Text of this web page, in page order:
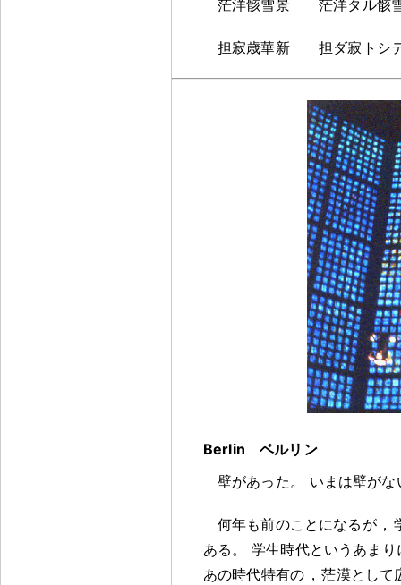
茫洋骸雪景 茫洋タル骸
担寂歳華新 担ダ寂トシ
Berlin ベルリン
壁があった 。 いまは壁がな
何年も前のことになるが ，
ある 。
学生時代というあま
あの時代特有の ， 茫漠として